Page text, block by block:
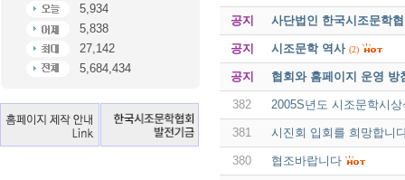
5,934
5,838
27,142
5,684,434
공지 사단법인 한국시조문학
공지 시조문학 역사 (2)
공지 협회와 홈페이지 운영 방
382 2005S년도 시조문학시
381 시진회 입회를 희망합니
380 협조바랍니다